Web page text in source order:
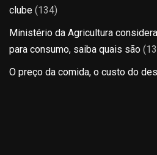
clube (134)
Ministério da Agricultura
para consumo, saiba quais são
O preço da comida, o custo do